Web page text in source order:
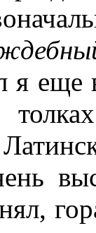
еще